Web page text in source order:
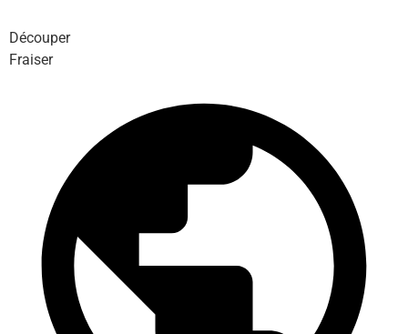
Découper
Fraiser